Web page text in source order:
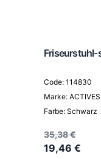
Friseurstuhl-
Code: 114830
Marke:
Farbe: Schwarz
35,38 €
19,46 €